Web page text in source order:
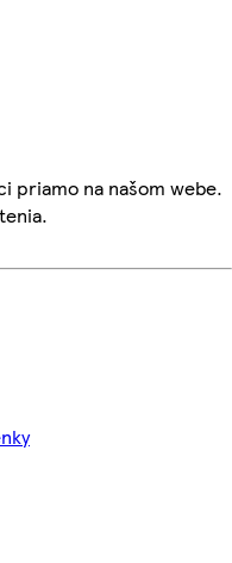
priamo na našom webe.